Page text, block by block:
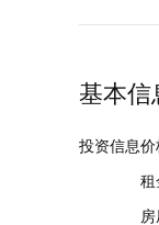
基本信
投资信息价
租